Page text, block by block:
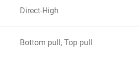
Direct-High
Bottom pull, Top pull